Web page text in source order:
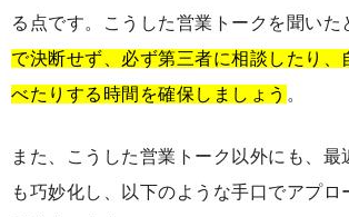
る点です。こうした営業トークを聞いた
で決断せず、必ず第三者に相談したり、
べたりする時間を確保しましょう 。
また、こうした営業トーク以外にも、最
も巧妙化し、以下のような手口でアプロ